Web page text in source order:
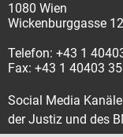
1080 Wien
Wickenburggasse 12
Telefon: +43 1
Fax: +43 1 40403
Social Media Kanäle
der Justiz und des